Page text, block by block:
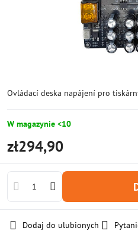
Ovládací deska napájení pro
W magazynie <10
zł294,90
Dodaj do ulubionych